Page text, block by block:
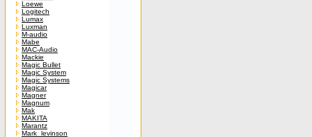
Loewe
Logitech
Lumax
Luxman
M-audio
Mabe
MAC-Audio
Mackie
Magic Bullet
Magic System
Magic Systems
Magicar
Magner
Magnum
Mak
MAKITA
Marantz
Mark_levinson